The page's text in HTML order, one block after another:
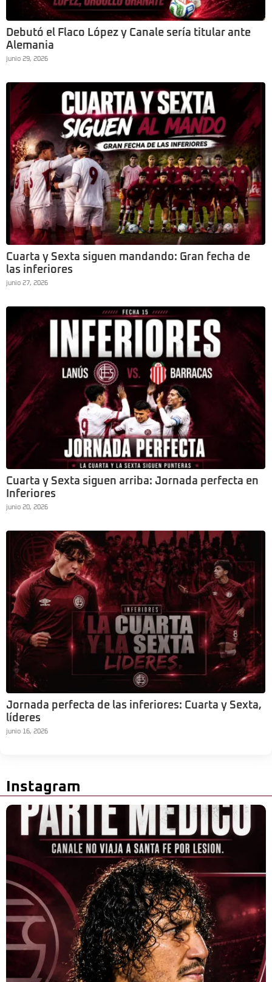
Debutó el Flaco López y Canale sería titular ante
Alemania
junio 29, 2026
Cuarta y Sexta siguen mandando: Gran fecha de
las inferiores
junio 27, 2026
Cuarta y Sexta siguen arriba: Jornada perfecta en
Inferiores
junio 20, 2026
Jornada perfecta de las inferiores: Cuarta y Sexta,
líderes
junio 16, 2026
Instagram